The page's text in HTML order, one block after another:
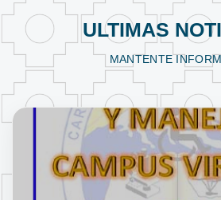
ULTIMAS
MANTENTE